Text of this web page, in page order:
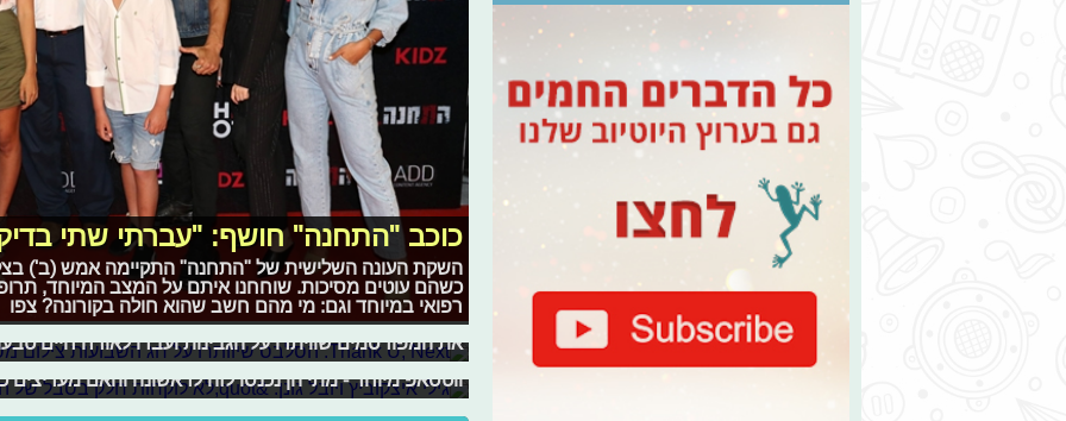
כוכב "התחנה" חושף: "עברתי שתי
השקת העונה השלישית של "התחנה" התקיימה אמש (ב') בצל
כשהם עוטים מסיכות. שוחחנו איתם על המצב המיוחד,
רפואי במיוחד וגם: מי מהם חשב שהוא חולה בקורונה? צפו
Thank U, Next: הסלבס שיוותרו על חג השבועות
הערב (ש') נחגג חג השבועות בכל רחבי הארץ, אך יש כמה
את המפורסמים שוויתרו על הגבינות ועברו לאורח חיים
גילי איצקוביץ ויובל גונן: "לא לוקחות
שתיהן כוכבות נוער אהובות בסדרות פופולריות, שתיהן
ווטסאפ מיוחד - מתי הן נכנסו לזה לראשונה והאם מעריצים